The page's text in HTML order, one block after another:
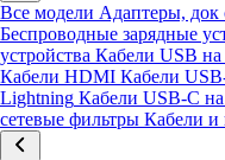
Все модели Адаптеры, док
Беспроводные зарядные
устройства Кабели USB
Кабели HDMI Кабели
Lightning Кабели USB-C
сетевые фильтры Кабели и